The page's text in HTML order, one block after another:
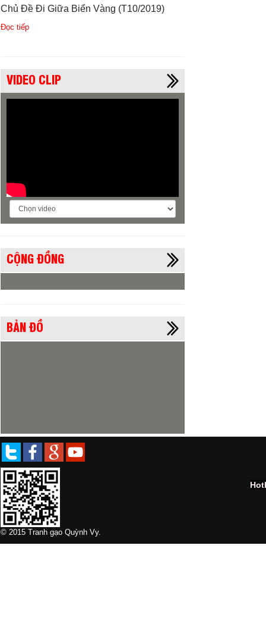
Chủ Đề Đi Giữa Biển Vàng (T10/2019)
Đọc tiếp
VIDEO CLIP
CỘNG ĐỒNG
BẢN ĐỒ
© 2015 Tranh gạo Quỳnh Vy.